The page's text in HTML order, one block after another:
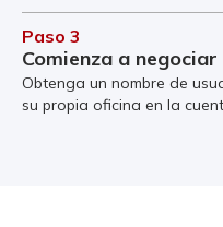
Paso 3
Comienza a negociar
Obtenga un nombre de
su propia oficina en la